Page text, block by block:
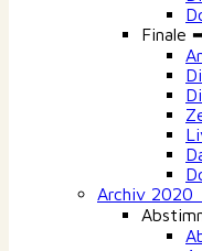
Finale
Archiv